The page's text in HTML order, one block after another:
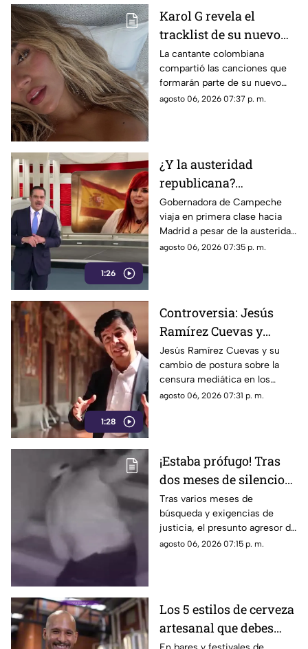
Karol G revela el
tracklist de su nuevo
álbum antes de su
lanzamiento; esta es la
lista completa
La cantante colombiana
compartió las canciones que
formarán parte de su nuevo
material de estudio,
agosto 06, 2026 07:37 p. m.
1:26
¿Y la austeridad
republicana?
Gobernadora Layda
Sansores viaja en
primera clase hacia
Madrid
Gobernadora de Campeche
viaja en primera clase hacia
Madrid a pesar de la austeridad
republicana.
agosto 06, 2026 07:35 p. m.
1:28
Controversia: Jesús
Ramírez Cuevas y
Censura a los Medios
de Comunicación
Jesús Ramírez Cuevas y su
cambio de postura sobre la
censura mediática en los
medios de comunicación.
agosto 06, 2026 07:31 p. m.
¡Estaba prófugo! Tras
dos meses de silencio
detuvieron a Jorge "N",
agresor de Paula
Tras varios meses de
búsqueda y exigencias de
justicia, el presunto agresor de
Paula Fajardo fue localizado y
agosto 06, 2026 07:15 p. m.
Los 5 estilos de cerveza
artesanal que debes